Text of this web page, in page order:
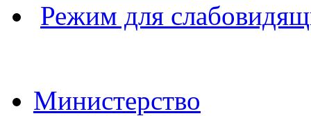
Режим для
Министерство